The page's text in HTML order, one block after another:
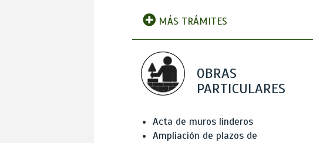
MÁS TRÁMITES
OBRAS
PARTICULARES
Acta de muros linderos
Ampliación de plazos de